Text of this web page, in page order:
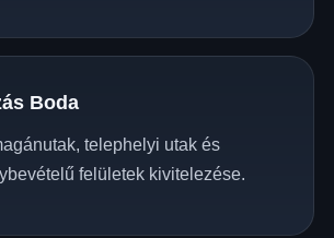
Boda
telephelyi utak és
felületek kivitelezése.